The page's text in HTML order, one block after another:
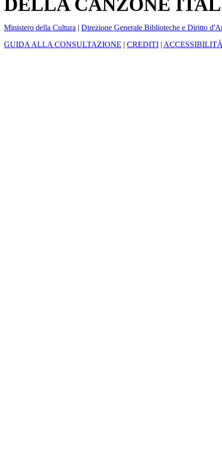
Ministero della Cultura | Direzione Generale Biblioteche e Diritto
GUIDA ALLA CONSULTAZIONE | CREDITI |